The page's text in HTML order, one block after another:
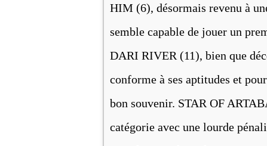
HIM (6), désormais revenu à
semble capable de jouer un
DARI RIVER (11), bien que
conforme à ses aptitudes et
bon souvenir. STAR OF
catégorie avec une lourde